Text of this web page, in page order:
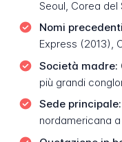
Seoul, Corea del
Nomi
Express (2013),
Società madre:
più grandi
Sede principale:
nordamericana a